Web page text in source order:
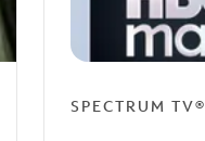
SPECTRUM TV®